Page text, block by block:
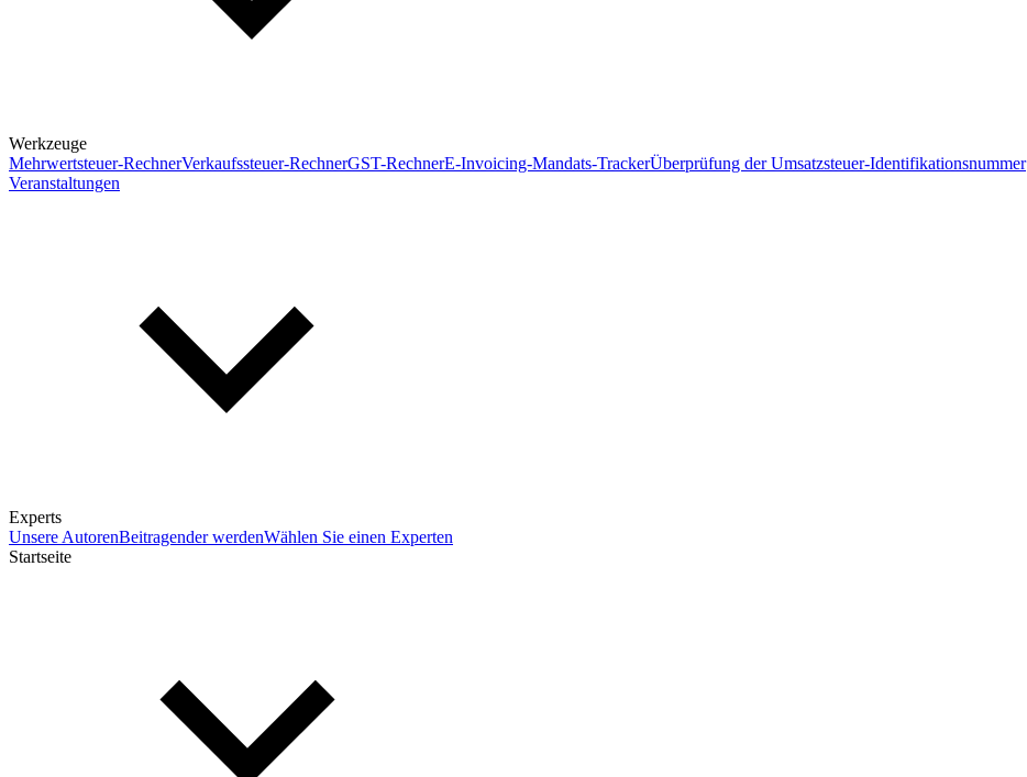
Werkzeuge
Mehrwertsteuer-RechnerVerkaufssteuer-RechnerGST-RechnerE-Invoicing-Mandats-TrackerÜberprüfung der Umsatzsteuer-Identifikationsnummer
Veranstaltungen
Experts
Unsere AutorenBeitragender werdenWählen Sie einen Experten
Startseite